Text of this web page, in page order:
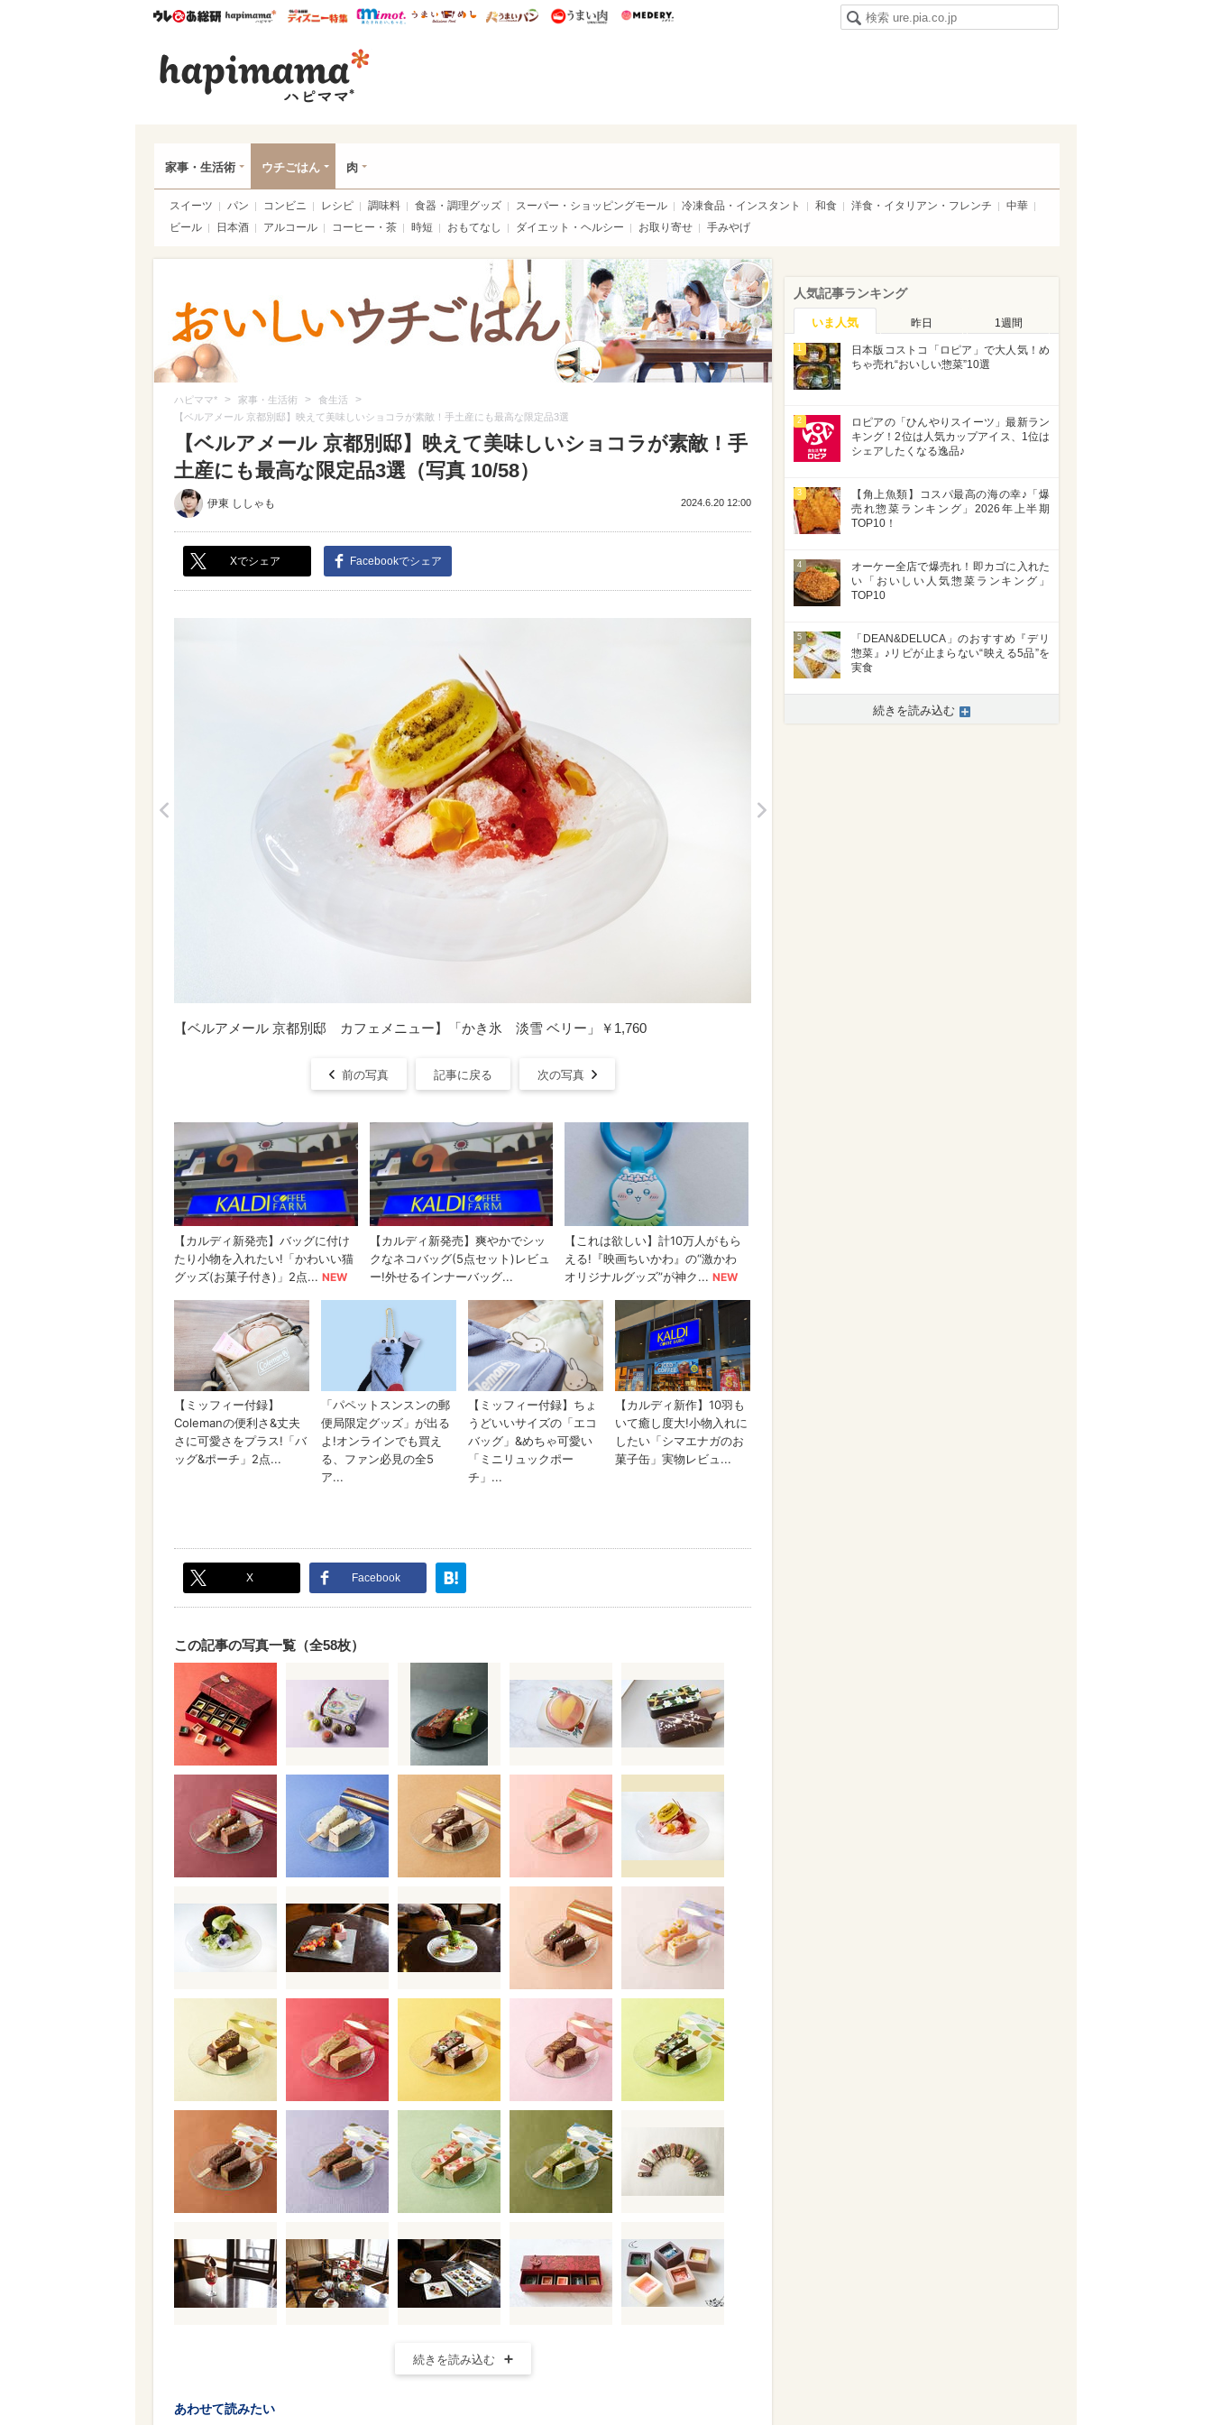
ウレぴあ総研ハピママ* ウレぴあ総研 ディズニー特集
mimot. うまいめし うまいパン うまい肉
家事・生活術 ウチごはん 肉
スイーツ パン コンビニ レシピ 調味料 食器・調理グッズ スーパー・ショッピングモール 冷凍食品・インスタント 和食 洋食・イタリアン・フレンチ
中華
ビール
日本酒 アルコール コーヒー・茶 時短 おもてなし ダイエット・ヘルシー お取り寄せ 手みやげ
ハピママ* > 家事・生活術 > 食生活 >
【ベルアメール 京都別邸】映えて美味しいショコラが素敵！手土産にも最高な限定品3選
【ベルアメール 京都別邸】映えて美味しいショコラが素敵！手
土産にも最高な限定品3選（写真 10/58）
伊東 ししゃも 2024.6.20 12:00
Xでシェア Facebookでシェア
【ベルアメール 京都別邸 カフェメニュー】「かき氷 淡雪 ベリー」￥1,760
前の写真 記事に戻る 次の写真
X Facebook
この記事の写真一覧（全58枚）
続きを読み込む
あわせて読みたい
人気記事ランキング
いま人気 昨日 1週間
1
日本版コストコ「ロピア」で大人気！め
ちゃ売れ“おいしい惣菜”10選
2
ロピアの「ひんやりスイーツ」最新ラン
キング！2位は人気カップアイス、1位は
シェアしたくなる逸品♪
3
【角上魚類】コスパ最高の海の幸♪「爆
売れ惣菜ランキング」2026年上半期
TOP10！
4
オーケー全店で爆売れ！即カゴに入れた
い「おいしい人気惣菜ランキング」
TOP10
5
「DEAN&DELUCA」のおすすめ『デリ
惣菜』♪リピが止まらない“映える5品”を
実食
続きを読み込む